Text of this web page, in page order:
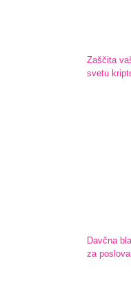
Zaščita
svetu
Davčna
za